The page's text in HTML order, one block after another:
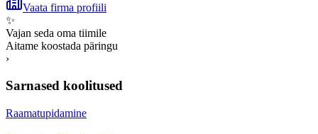
Vaata firma profiili
✨
Vajan seda oma tiimile
Aitame koostada päringu
›
Sarnased koolitused
Raamatupidamine